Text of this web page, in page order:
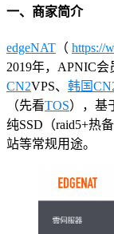
一、商家简介
edgeNAT （ https://
2019年，APNIC会
CN2VPS、 韩国
（先看TOS），基
纯SSD（raid5+热
站等常规用途。